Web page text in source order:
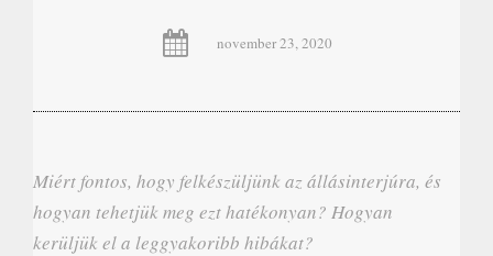
november 23, 2020
Miért fontos, hogy felkészüljünk az állásinterjúra, és
hogyan tehetjük meg ezt hatékonyan? Hogyan
kerüljük el a leggyakoribb hibákat?